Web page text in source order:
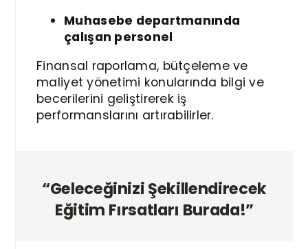
Muhasebe departmanında
çalışan personel
Finansal raporlama, bütçeleme ve
maliyet yönetimi konularında bilgi ve
becerilerini geliştirerek iş
performanslarını artırabilirler.
“Geleceğinizi Şekillendirecek
Eğitim Fırsatları Burada!”